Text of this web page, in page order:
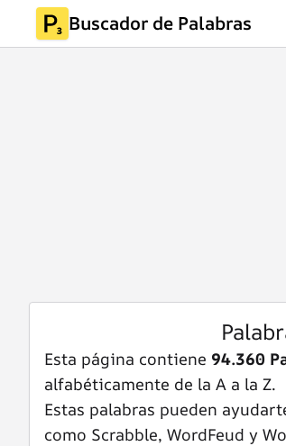
Buscador de Palabras
Esta página contiene 94.360
alfabéticamente de la A a la Z.
Estas palabras pueden
como Scrabble, WordFeud y